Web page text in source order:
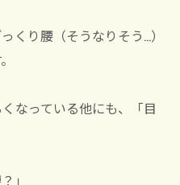
くり腰（そうなりそう…）
なっている他にも、「目
」